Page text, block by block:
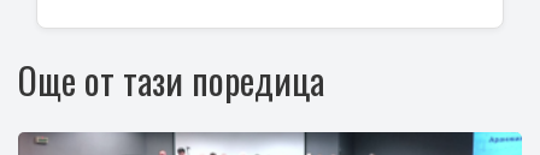
Още от тази поредица